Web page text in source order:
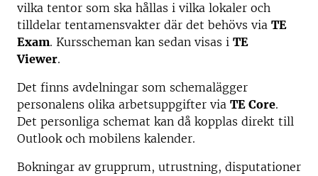
vilka tentor som ska hållas i vilka lokaler och
tilldelar tentamensvakter där det behövs via TE
Exam. Kursscheman kan sedan visas i TE
Viewer.
Det finns avdelningar som schemalägger
personalens olika arbetsuppgifter via TE Core.
Det personliga schemat kan då kopplas direkt till
Outlook och mobilens kalender.
Bokningar av grupprum, utrustning, disputationer